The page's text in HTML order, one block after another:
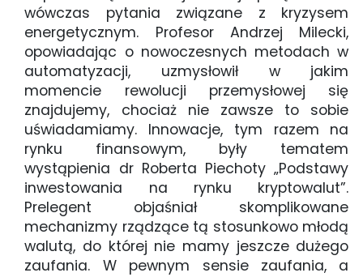
wówczas pytania związane z kryzysem
energetycznym. Profesor Andrzej Milecki,
opowiadając o nowoczesnych metodach w
automatyzacji, uzmysłowił w jakim
momencie rewolucji przemysłowej się
znajdujemy, chociaż nie zawsze to sobie
uświadamiamy. Innowacje, tym razem na
rynku finansowym, były tematem
wystąpienia dr Roberta Piechoty „Podstawy
inwestowania na rynku kryptowalut”.
Prelegent objaśniał skomplikowane
mechanizmy rządzące tą stosunkowo młodą
walutą, do której nie mamy jeszcze dużego
zaufania. W pewnym sensie zaufania, a